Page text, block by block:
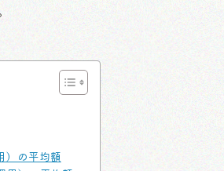
）の平均額